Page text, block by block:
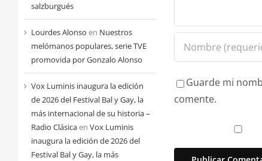
salzburgués
Lourdes Alonso en Nuestros
melómanos populares, serie TVE
promovida por Gonzalo Alonso
Vox Luminis inaugura la edición
de 2026 del Festival Bal y Gay, la
más internacional de su historia –
Radio Clásicaen Vox Luminis
inaugura la edición de 2026 del
Festival Bal y Gay, la más
Guarde mi
comente.